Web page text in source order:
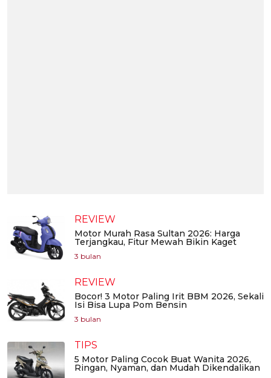
REVIEW
Motor Murah Rasa Sultan 2026: Harga
Terjangkau, Fitur Mewah Bikin Kaget
3 bulan
REVIEW
Bocor! 3 Motor Paling Irit BBM 2026, Sekali
Isi Bisa Lupa Pom Bensin
3 bulan
TIPS
5 Motor Paling Cocok Buat Wanita 2026,
Ringan, Nyaman, dan Mudah Dikendalikan